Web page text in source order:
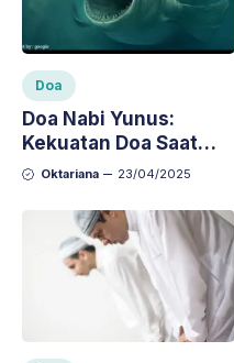
Doa
Doa Nabi Yunus:
Kekuatan Doa Saat
Dalam Kesulitan
Oktariana 23/04/2025